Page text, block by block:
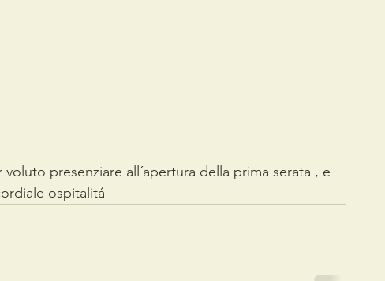
presenziare all´apertura della prima serata , e
ospitalitá